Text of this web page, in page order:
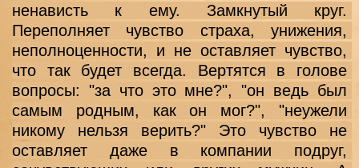
ненависть к ему. Замкнутый круг.
Переполняет чувство страха, унижения,
неполноценности, и не оставляет чувство,
что так будет всегда. Вертятся в голове
вопросы: "за что это мне?", "он ведь был
самым родным, как он мог?", "неужели
никому нельзя верить?" Это чувство не
оставляет даже в компании подруг,